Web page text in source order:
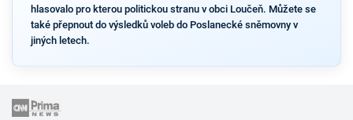
hlasovalo pro kterou politickou stranu v obci Loučeň. Můžete se
také přepnout do výsledků voleb do Poslanecké sněmovny v
jiných letech.